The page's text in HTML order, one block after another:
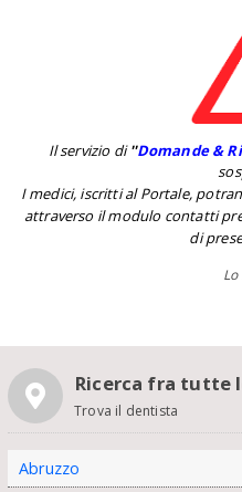
Il servizio di''Domande &
I medici, iscritti al Portale,
attraverso il modulo contatti
di
Ricerca fra tutte
Trova il dentista
Abruzzo